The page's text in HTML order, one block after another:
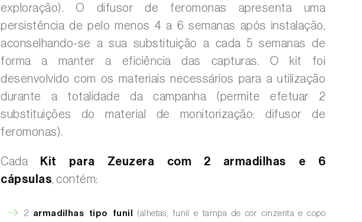
exploração). O difusor de feromonas apresenta uma
persistência de pelo menos 4 a 6 semanas após instalação,
aconselhando-se a sua substituição a cada 5 semanas de
forma a manter a eficiência das capturas. O kit foi
desenvolvido com os materiais necessários para a utilização
durante a totalidade da campanha (permite efetuar 2
substituições do material de monitorização: difusor de
feromonas).
Cada
Kit para Zeuzera com 2 armadilhas e 6
cápsulas, contém:
2 armadilhas tipo funil
(alhetas, funil e tampa de cor cinzenta e copo